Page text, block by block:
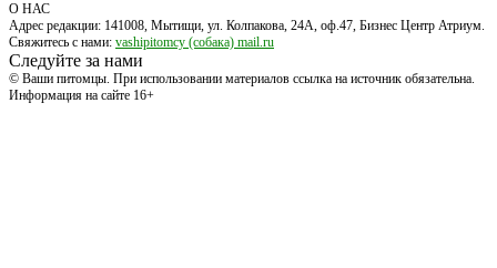
О НАС
Адрес редакции: 141008, Мытищи, ул. Колпакова, 24А, оф.47, Бизнес Центр Атриум.
Свяжитесь с нами: vashipitomcy (собака) mail.ru
Следуйте за нами
© Ваши питомцы. При использовании материалов ссылка на источник обязательна.
Информация на сайте 16+